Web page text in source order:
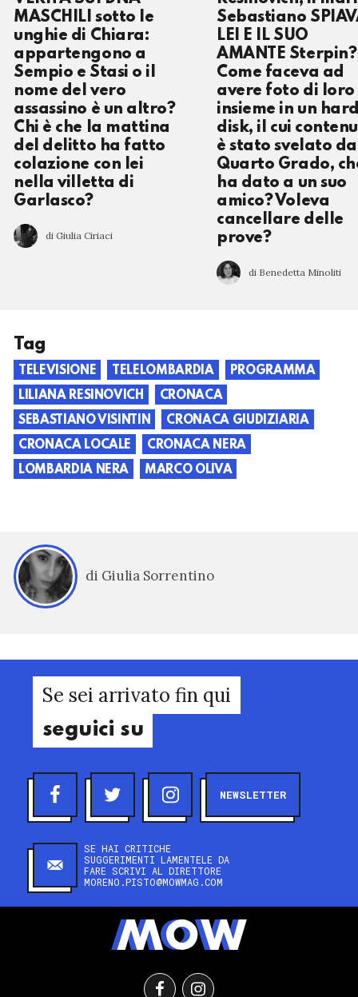
MASCHILI sotto le
unghie di Chiara:
appartengono a
Sempio e Stasi o il
nome del vero
assassino è un altro?
Chi è che la mattina
del delitto ha fatto
colazione con lei
nella villetta di
Garlasco?
di Giulia Ciriaci
Sebastiano
LEI E IL SUO
AMANTE Sterpin?
Come faceva ad
avere foto di loro
insieme in un
disk, il cui
è stato svelato da
Quarto Grado,
ha dato a un suo
amico? Voleva
cancellare delle
prove?
di Benedetta Minoliti
Tag
TELEVISIONE TELELOMBARDIA
PROGRAMMA
LILIANA RESINOVICH
CRONACA
SEBASTIANO VISINTIN
CRONACA GIUDIZIARIA
CRONACA LOCALE
CRONACA NERA
LOMBARDIA NERA
MARCO OLIVA
di Giulia Sorrentino
Se sei arrivato fin qui
seguici su
NEWSLETTER
SE HAI CRITICHE
SUGGERIMENTI LAMENTELE DA
FARE SCRIVI AL DIRETTORE
MORENO.PISTO@MOWMAG.COM